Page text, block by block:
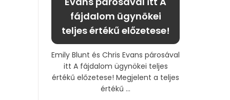
fájdalom ügynökei
teljes értékű előzetese!
Emily Blunt és Chris Evans párosával
itt A fájdalom ügynökei teljes
értékű előzetese! Megjelent a teljes
értékű ...